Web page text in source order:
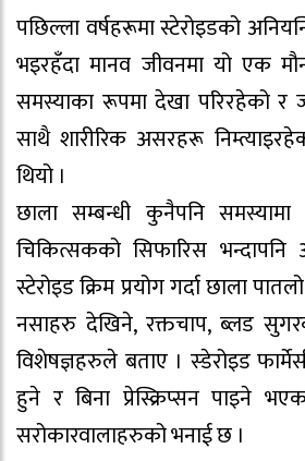
पछिल्ला वर्षहरूमा स्टेरोइडको
भइरहँदा मानव जीवनमा यो एक
समस्याका रूपमा देखा परिरहेको र
साथै शारीरिक असरहरू
थियो ।
छाला सम्बन्धी कुनैपनि समस्यामा
चिकित्सकको सिफारिस
स्टेरोइड क्रिम प्रयोग गर्दा छाला
नसाहरु देखिने, रक्तचाप, ब्लड
विशेषज्ञहरुले बताए । स्डेरोइड
हुने र बिना प्रेस्क्रिप्सन पाइने
सरोकारवालाहरुको भनाई छ ।